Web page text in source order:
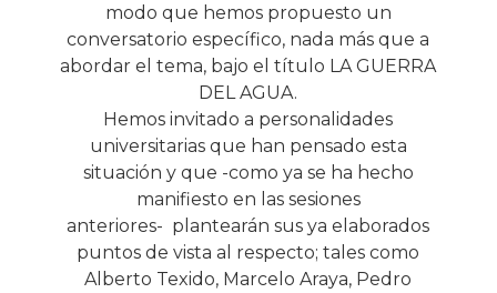
modo que hemos propuesto un
conversatorio específico, nada más que a
abordar el tema, bajo el título LA GUERRA
DEL AGUA.
Hemos invitado a personalidades
universitarias que han pensado esta
situación y que -como ya se ha hecho
manifiesto en las sesiones
anteriores- plantearán sus ya elaborados
puntos de vista al respecto; tales como
Alberto Texido, Marcelo Araya, Pedro